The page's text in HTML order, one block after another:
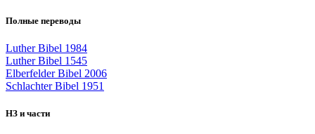
Полные переводы
Luther Bibel 1984
Luther Bibel 1545
Elberfelder Bibel 2006
Schlachter Bibel 1951
НЗ и части